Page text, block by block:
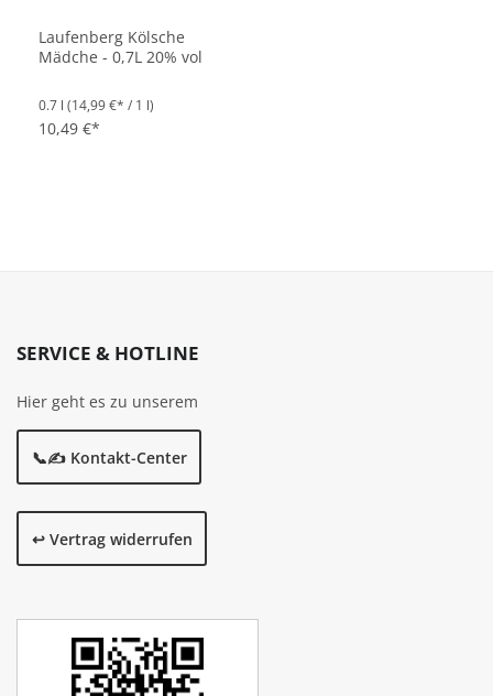
Laufenberg Kölsche
Mädche - 0,7L 20% vol
0.7 l (14,99 €* / 1 l)
10,49 €*
SERVICE & HOTLINE
Hier geht es zu unserem
📞✍️ Kontakt-Center
↩️ Vertrag widerrufen